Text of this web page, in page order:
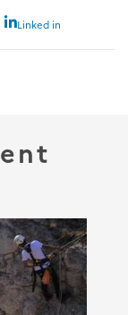
Linked in